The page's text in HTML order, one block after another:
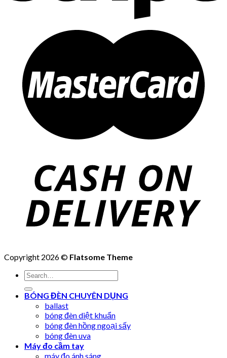
Copyright 2026 © Flatsome Theme
Search
for:
BÓNG ĐÈN CHUYÊN DỤNG
ballast
bóng đèn diệt khuẩn
bóng đèn hồng ngoại sấy
bóng đèn uva
Máy đo cầm tay
máy đo ánh sáng